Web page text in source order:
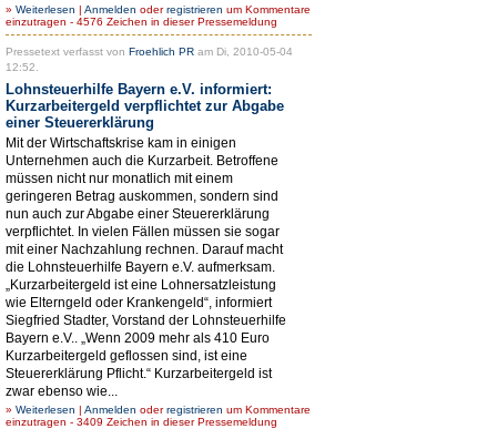
» Weiterlesen | Anmelden oderregistrieren um Kommentare
einzutragen - 4576 Zeichen in dieser Pressemeldung
Pressetext verfasst von Froehlich PR am Di, 2010-05-04
12:52.
Lohnsteuerhilfe Bayern e.V. informiert:
Kurzarbeitergeld verpflichtet zur Abgabe
einer Steuererklärung
Mit der Wirtschaftskrise kam in einigen
Unternehmen auch die Kurzarbeit. Betroffene
müssen nicht nur monatlich mit einem
geringeren Betrag auskommen, sondern sind
nun auch zur Abgabe einer Steuererklärung
verpflichtet. In vielen Fällen müssen sie sogar
mit einer Nachzahlung rechnen. Darauf macht
die Lohnsteuerhilfe Bayern e.V. aufmerksam.
„Kurzarbeitergeld ist eine Lohnersatzleistung
wie Elterngeld oder Krankengeld“, informiert
Siegfried Stadter, Vorstand der Lohnsteuerhilfe
Bayern e.V.. „Wenn 2009 mehr als 410 Euro
Kurzarbeitergeld geflossen sind, ist eine
Steuererklärung Pflicht.“ Kurzarbeitergeld ist
zwar ebenso wie...
» Weiterlesen | Anmelden oderregistrieren um Kommentare
einzutragen - 3409 Zeichen in dieser Pressemeldung